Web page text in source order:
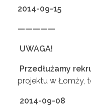
a
j
i
2014-09-15
—————
UWAGA!
Przedłużamy
projektu w Łomży,
2014-09-08